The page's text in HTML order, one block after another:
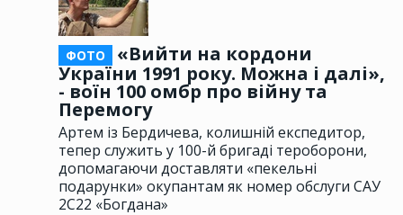
ФОТО
«Вийти на кордони
України 1991 року. Можна і далі»,
- воїн 100 омбр про війну та
Перемогу
Артем із Бердичева, колишній експедитор,
тепер служить у 100-й бригаді тероборони,
допомагаючи доставляти «пекельні
подарунки» окупантам як номер обслуги САУ
2С22 «Богдана»